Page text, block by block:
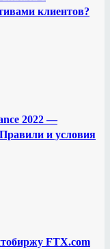
клиентов?
2022 —
и условия
FTX.com